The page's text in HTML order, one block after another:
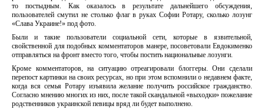
то постыдным. Как оказалось в результате дальнейшего обсуждения,
пользователей смутил не столько флаг в руках Софии Ротару, сколько лозунг
«Слава Украине!» под фото.
Были и такие пользователи социальной сети, которые в язвительной,
свойственной для подобных комментаторов манере, посоветовали Евдокименко
отправляться на фронт вместо того, чтобы постить национальные лозунги.
Кроме комментаторов, на ситуацию отреагировали блоггеры. Они сделали
перепост картинки на своих ресурсах, но при этом вспомнили о недавнем факте,
когда вся семья Ротару изъявила желание получить российское гражданство.
Согласно мнению многих из них, после такой скандальной «выходки» пожелание
родственников украинской певицы вряд ли будет выполнено.